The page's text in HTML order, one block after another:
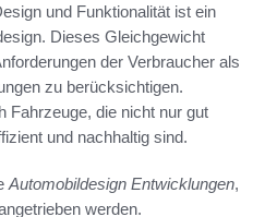
und Funktionalität ist ein
Dieses Gleichgewicht
der Verbraucher als
zu berücksichtigen.
Fahrzeuge, die nicht nur gut
und nachhaltig sind.
Automobildesign Entwicklungen,
werden.